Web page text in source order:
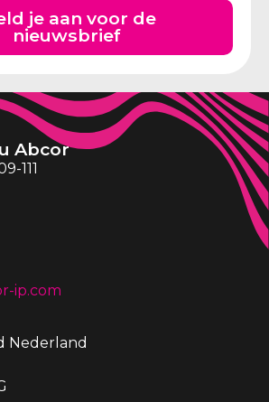
je aan voor de
nieuwsbrief
Abcor
111
ip.com
Nederland